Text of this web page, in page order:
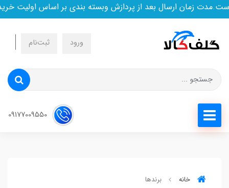
زمان ارسال بعد از پردازش وبسته بندی بر اساس اولیت خرید است
ورود ثبت‌نام
خانه برندها